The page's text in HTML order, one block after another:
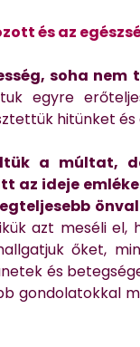
és az
soha
egyre
hitünket
a múltat,
ideje
azt meséli el,
őket,
és
gondolatokkal